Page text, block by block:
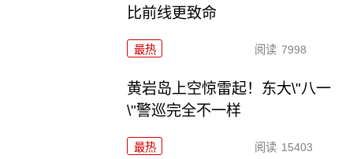
比前线更致命
最热 阅读 7998
黄岩岛上空惊雷起！东大\"八一
\"警巡完全不一样
最热 阅读 15403